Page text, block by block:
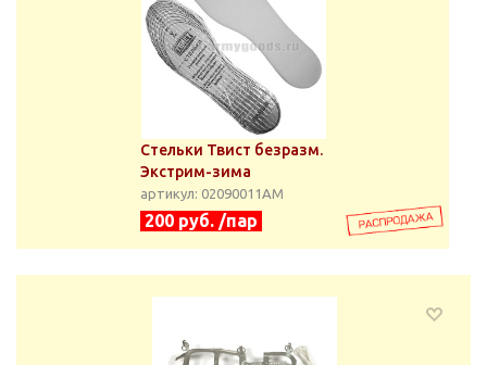
Стельки Твист безразм.
Экстрим-зима
артикул: 02090011АМ
200 руб. /пар